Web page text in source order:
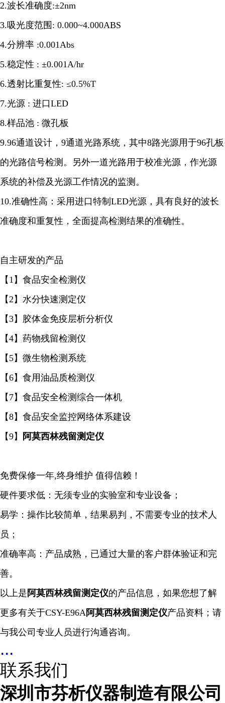
2.波长准确度:±2nm
3.吸光度范围: 0.000~4.000ABS
4.分辨率 :0.001Abs
5.稳定性 : ±0.001A/hr
6.透射比重复性: ≤0.5%T
7.光源 : 进口LED
8.样品池 : 微孔板
9.96通道设计，9通道光路系统，其中8路光源用于96孔板
的光路信号检测。另外一道光路用于校准光源，作光源
系统的补偿及光源工作情况的监测。
10.准确性高：采用进口特制LED光源，具有良好的波长
准确度和重复性，全面提高检测结果的准确性。
自主研发的产品
【1】食品安全检测仪
【2】水分快速测定仪
【3】胶体金免疫层析分析仪
【4】药物残留检测仪
【5】微生物检测系统
【6】食用油品质检测仪
【7】食品安全检测综合一体机
【8】食品安全监控网络体系建设
【9】
阿莫西林残留测定仪
免费保修一年,终身维护 值得信赖！
硬件要求低：无须专业的实验室和专业设备；
易学：操作比较简单，结果易判，不需要专业的技术人
员；
准确率高：产品成熟，已通过大量的客户群体验证和完
善。
以上是 阿莫西林残留测定仪的产品信息，如果您想了解
更多有关于CSY-E96A阿莫西林残留测定仪产品资料；请
与我公司专业人员进行沟通咨询。
...
联系我们
深圳市芬析仪器制造有限公司